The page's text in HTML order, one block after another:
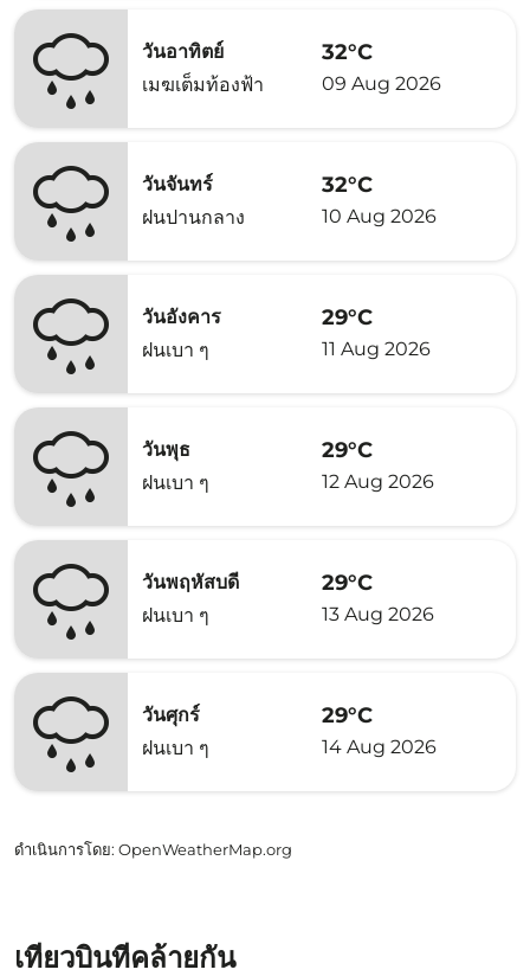
วันอาทิตย์
เมฆเต็มท้องฟ้า
32°C
09 Aug 2026
วันจันทร์
ฝนปานกลาง
32°C
10 Aug 2026
วันอังคาร
ฝนเบา ๆ
29°C
11 Aug 2026
วันพุธ
ฝนเบา ๆ
29°C
12 Aug 2026
วันพฤหัสบดี
ฝนเบา ๆ
29°C
13 Aug 2026
วันศุกร์
ฝนเบา ๆ
29°C
14 Aug 2026
ดำเนินการโดย: OpenWeatherMap.org
เที่ยวบินที่คล้ายกัน